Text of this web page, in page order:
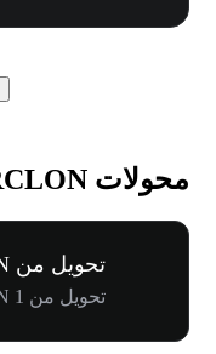
محولات ORCLON الشائعة
تحويل من ORCLON إلى USD
تحويل من 1 ORCLON إلى $146.85